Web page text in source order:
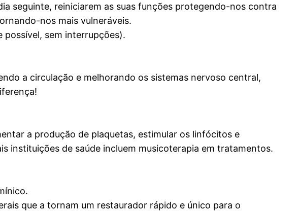
seguinte, reiniciarem as suas funções protegendo-nos contra
nos mais vulneráveis.
possível, sem interrupções).
a circulação e melhorando os sistemas nervoso central,
a produção de plaquetas, estimular os linfócitos e
instituições de saúde incluem musicoterapia em tratamentos.
que a tornam um restaurador rápido e único para o